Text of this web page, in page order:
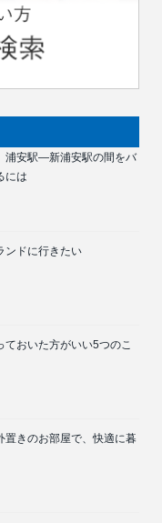
浦安駅―新浦安駅の間をバ
には
ンドに行きたい
ておいた方がいい5つのこ
置きのお部屋で、快適に暮